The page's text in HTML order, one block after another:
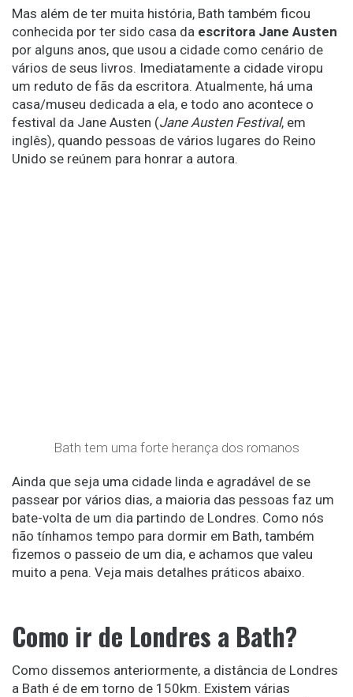
Mas além de ter muita história, Bath também ficou
conhecida por ter sido casa da escritora Jane Austen
por alguns anos, que usou a cidade como cenário de
vários de seus livros. Imediatamente a cidade viropu
um reduto de fãs da escritora. Atualmente, há uma
casa/museu dedicada a ela, e todo ano acontece o
festival da Jane Austen (Jane Austen Festival, em
inglês), quando pessoas de vários lugares do Reino
Unido se reúnem para honrar a autora.
Bath tem uma forte herança dos romanos
Ainda que seja uma cidade linda e agradável de se
passear por vários dias, a maioria das pessoas faz um
bate-volta de um dia partindo de Londres. Como nós
não tínhamos tempo para dormir em Bath, também
fizemos o passeio de um dia, e achamos que valeu
muito a pena. Veja mais detalhes práticos abaixo.
Como ir de Londres a Bath?
Como dissemos anteriormente, a distância de Londres
a Bath é de em torno de 150km. Existem várias